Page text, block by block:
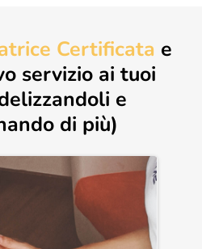
Certificata e
servizio ai tuoi
e
di più)